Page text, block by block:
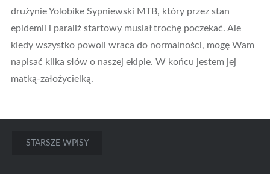
drużynie Yolobike Sypniewski MTB, który przez stan
epidemii i paraliż startowy musiał trochę poczekać. Ale
kiedy wszystko powoli wraca do normalności, mogę Wam
napisać kilka słów o naszej ekipie. W końcu jestem jej
matką-założycielką.
Nawigacja
STARSZE WPISY